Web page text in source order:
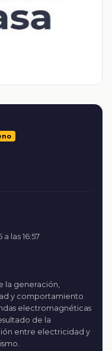
las 16:57
la generación,
y comportamiento
electromagnéticas
de la
entre electricidad y